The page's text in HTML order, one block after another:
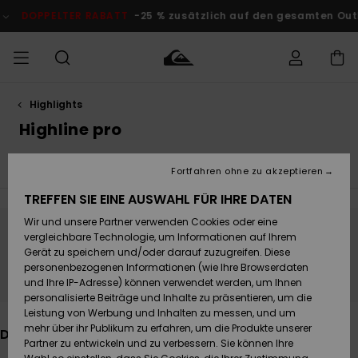
Produkt
springen
zusätzlich auf den gesamten Outlet-Bereich Jetzt Sparen
MÄNNER
Accessoires
Schuhe&
Flip-Flops
Surf
Snow
JUNGEN
Accessoires
Schuhe&
Flip-Flops
Surf
Snow
FRAUEN
Brandneu
Highlights
Snow
SURF
Kinder
Highlights
Community
SNOW
Kinder
Snow Shop
Damen
Highlights
DOPPELTER
RABATT
KINDER
Outlet
Frauen
Versand
Retouren
Bezahlung
Geschenkkarte
Quiksilver
Highlights
Highline pro
Young Guns Faherty x
Bleib dabei, die Produkte sind bald wieder
da
Das könnte dir auch gefallen
TREFFEN SIE EINE AUSWAHL FÜR IHRE DATEN
Wir und unsere Partner verwenden Cookies oder eine
vergleichbare Technologie, um Informationen auf Ihrem
Gerät zu speichern und/oder darauf zuzugreifen. Diese
personenbezogenen Informationen (wie Ihre Browserdaten
und Ihre IP-Adresse) können verwendet werden, um Ihnen
personalisierte Beiträge und Inhalte zu präsentieren, um die
Leistung von Werbung und Inhalten zu messen, und um
mehr über ihr Publikum zu erfahren, um die Produkte unserer
Partner zu entwickeln und zu verbessern. Sie können Ihre
Fortfahren ohne zu akzeptieren